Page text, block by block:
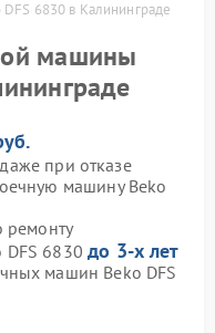
6830 в Калининграде
машины
даже при отказе
машину Beko
ремонту
DFS 6830до 3-х лет
машин Beko DFS